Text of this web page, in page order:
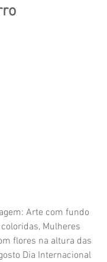
Arte com fundo
Mulheres
flores na altura das
Dia Internacional